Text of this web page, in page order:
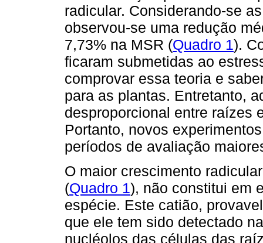
radicular. Considerando-se
observou-se uma redução
7,73% na MSR (Quadro 1).
ficaram submetidas ao
comprovar essa teoria e
para as plantas. Entretanto,
desproporcional entre raízes
Portanto, novos
períodos de avaliação
O maior crescimento
(Quadro 1), não constitui em
espécie. Este catião,
que ele tem sido detectado
nucléolos das células das